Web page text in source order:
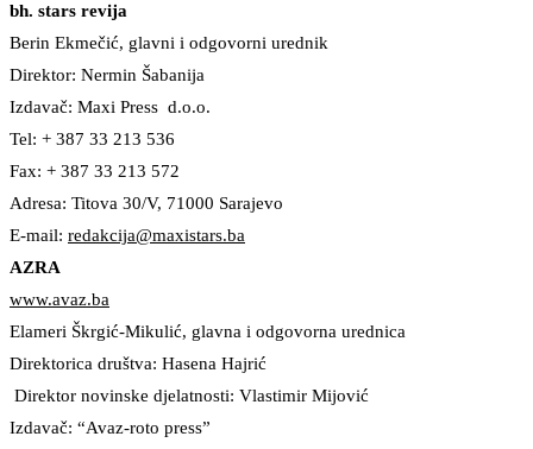
bh. stars revija
Berin Ekmečić, glavni i odgovorni urednik
Direktor: Nermin Šabanija
Izdavač: Maxi Press d.o.o.
Tel: + 387 33 213 536
Fax: + 387 33 213 572
Adresa: Titova 30/V, 71000 Sarajevo
E-mail: redakcija@maxistars.ba
AZRA
www.avaz.ba
Elameri Škrgić-Mikulić, glavna i odgovorna urednica
Direktorica društva: Hasena Hajrić
Direktor novinske djelatnosti: Vlastimir Mijović
Izdavač: “Avaz-roto press”